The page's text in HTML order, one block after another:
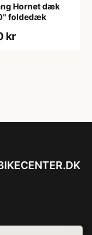
Hornet dæk
foldedæk
kr